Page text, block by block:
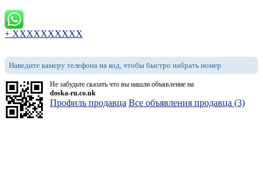
+ XXXXXXXXXX
Наведите камеру телефона на код, чтобы быстро набрать номер
Не забудьте сказать что вы нашли объявление на
doska-ru.co.uk
Профиль продавца Все объявления продавца (3)